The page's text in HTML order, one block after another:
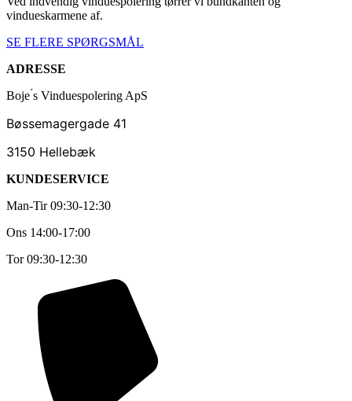
vindueskarmene af.
SE FLERE SPØRGSMÅL
ADRESSE
Boje ́s Vinduespolering ApS
Bøssemagergade 41
3150 Hellebæk
KUNDESERVICE
Man-Tir 09:30-12:30
Ons 14:00-17:00
Tor 09:30-12:30